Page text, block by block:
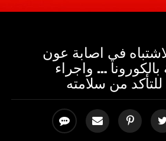
في اصابة عون
بالكورونا … واجراء
للتأكد من سلامته